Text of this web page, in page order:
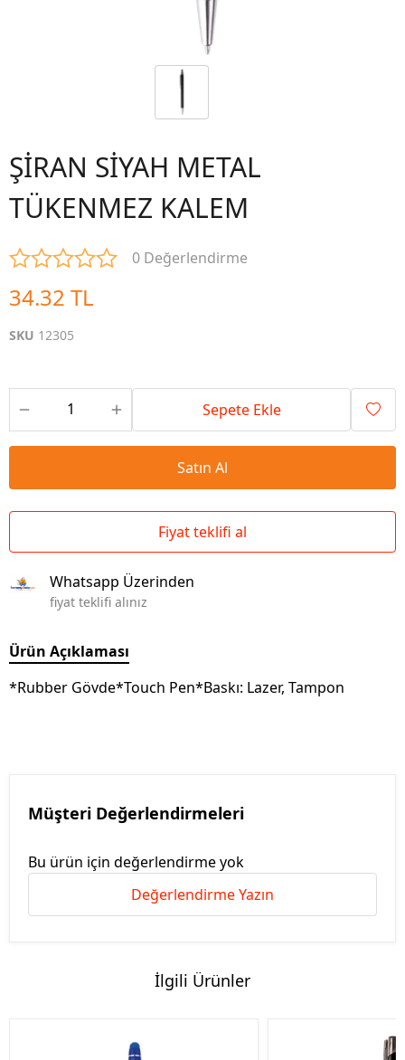
ŞİRAN SİYAH METAL
TÜKENMEZ KALEM
0 Değerlendirme
34.32 TL
SKU 12305
Sepete Ekle
Satın Al
Fiyat teklifi al
Whatsapp Üzerinden
fiyat teklifi alınız
Ürün Açıklaması
*Rubber Gövde*Touch Pen*Baskı: Lazer, Tampon
Müşteri Değerlendirmeleri
Bu ürün için değerlendirme yok
Değerlendirme Yazın
İlgili Ürünler